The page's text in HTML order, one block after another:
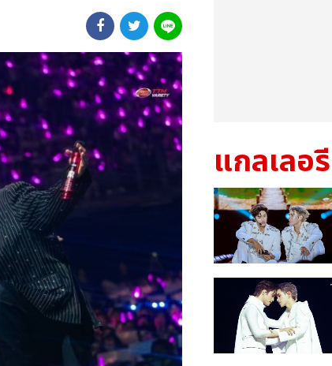
แกลเลอรี